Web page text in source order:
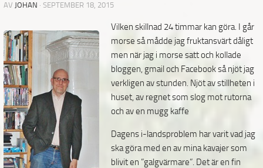
AV JOHAN · SEPTEMBER 18, 2015
Vilken skillnad 24 timmar kan göra. I går
morse så mådde jag fruktansvärt dåligt
men när jag i morse satt och kollade
bloggen, gmail och Facebook så njöt jag
verkligen av stunden. Njöt av stillheten i
huset, av regnet som slog mot rutorna
och av en mugg kaffe
Dagens i-landsproblem har varit vad jag
ska göra med en av mina kavajer som
blivit en ”galgvärmare”. Det är en fin